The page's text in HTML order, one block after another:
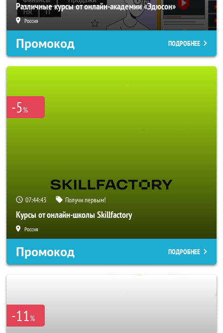
Различные курсы от онлайн-академии «Эдюсон»
Россия
Промокод ПОДРОБНЕЕ
-5%
07:44:42 Получи первым!
Курсы от онлайн-школы Skillfactory
Россия
Промокод ПОДРОБНЕЕ
-11%